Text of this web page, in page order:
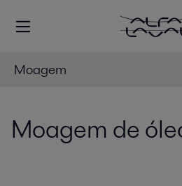
Moagem
Moagem de